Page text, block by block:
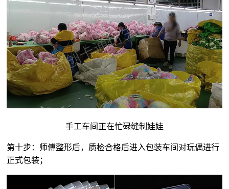
手工车间正在忙碌缝制娃娃
第十步：师傅整形后，质检合格后进入包装车间对玩偶进行
正式包装；